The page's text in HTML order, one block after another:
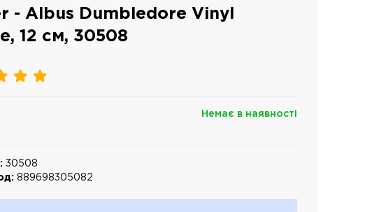
- Albus Dumbledore Vinyl
12 см, 30508
Немає в наявності
30508
889698305082